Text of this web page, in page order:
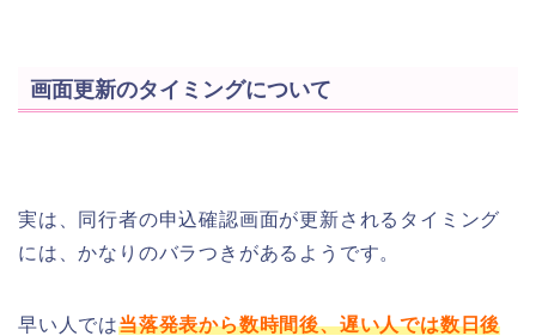
画面更新のタイミングについて
実は、同行者の申込確認画面が更新されるタイミング
には、かなりのバラつきがあるようです。
早い人では当落発表から数時間後、遅い人では数日後